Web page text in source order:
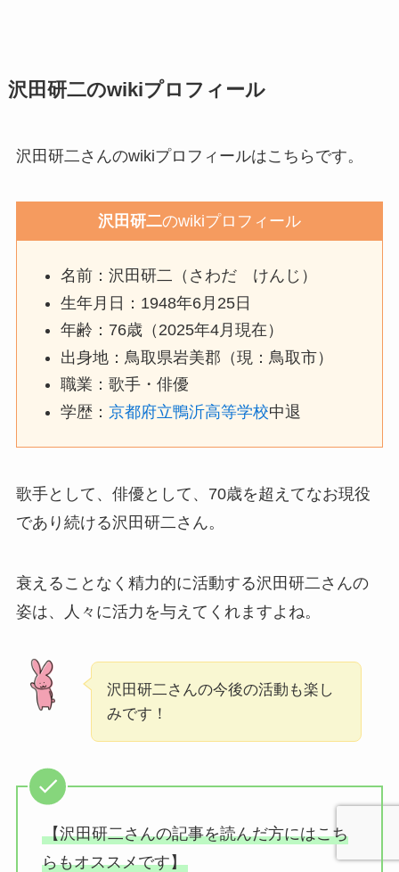
沢田研二のwikiプロフィール
沢田研二さんのwikiプロフィールはこちらです。
沢田研二のwikiプロフィール
名前：沢田研二（さわだ けんじ）
生年月日：1948年6月25日
年齢：76歳（2025年4月現在）
出身地：鳥取県岩美郡（現：鳥取市）
職業：歌手・俳優
学歴：京都府立鴨沂高等学校中退
歌手として、俳優として、70歳を超えてなお現役
であり続ける沢田研二さん。
衰えることなく精力的に活動する沢田研二さんの
姿は、人々に活力を与えてくれますよね。
沢田研二さんの今後の活動も楽し
みです！
【沢田研二さんの記事を読んだ方にはこち
らもオススメです】